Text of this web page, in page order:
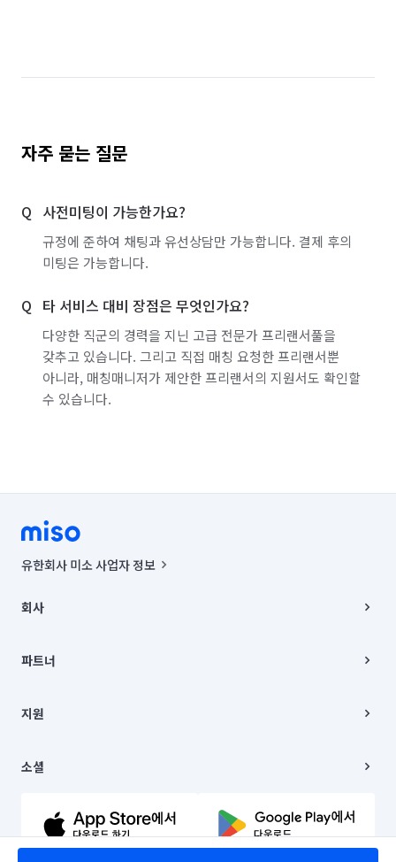
자주 묻는 질문
사전미팅이 가능한가요?
규정에 준하여 채팅과 유선상담만 가능합니다. 결제 후의
미팅은 가능합니다.
타 서비스 대비 장점은 무엇인가요?
다양한 직군의 경력을 지닌 고급 전문가 프리랜서풀을
갖추고 있습니다. 그리고 직접 매칭 요청한 프리랜서뿐
아니라, 매칭매니저가 제안한 프리랜서의 지원서도 확인할
수 있습니다.
유한회사 미소 사업자 정보
00019 |
주소 | 본사: 서울특별시 종로구 율곡로 6(중학동, 트윈트리빌딩) B동 5층
컨택센터 : 서울특별시 종로구 수송동 율곡로 24, 7층, 8층 미소
상품, 상품정보, 거래에 관한 의무와 책임은 거래당사자에게 있습니다.
언론 보도 관련 문의:
© 유한회사 미소. Miso, Inc. All Rights Reserved.
회사
채용
파트너
이사
지원
이용약관
문의하기
소셜
유튜브